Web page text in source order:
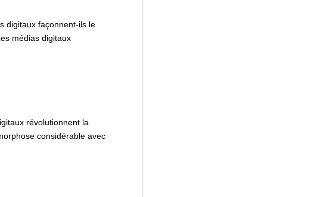
digitaux façonnent-ils le
médias digitaux
révolutionnent la
considérable avec